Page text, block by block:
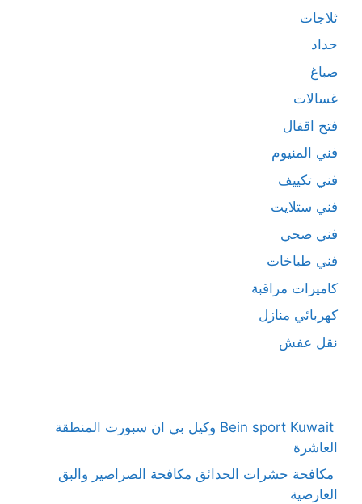
ثلاجات
حداد
صباغ
غسالات
فتح اقفال
فني المنيوم
فني تكييف
فني ستلايت
فني صحي
فني طباخات
كاميرات مراقبة
كهربائي منازل
نقل عفش
Bein sport Kuwait وكيل بي ان سبورت المنطقة
العاشرة
مكافحة حشرات الحدائق مكافحة الصراصير والبق
العارضية